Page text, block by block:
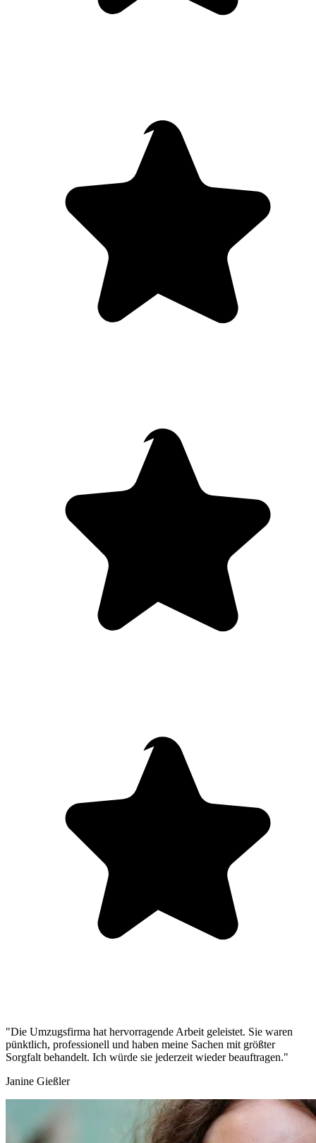
"Die Umzugsfirma hat hervorragende Arbeit geleistet. Sie waren
pünktlich, professionell und haben meine Sachen mit größter
Sorgfalt behandelt. Ich würde sie jederzeit wieder beauftragen."
Janine Gießler